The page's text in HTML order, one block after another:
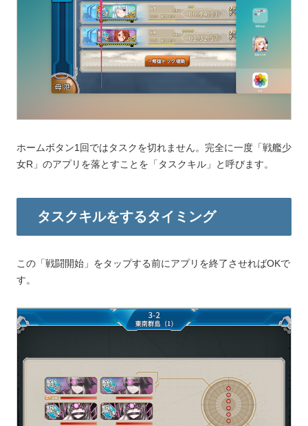
ホームボタン1回ではタスクを切れません。完全に一度「戦艦少
女R」のアプリを落とすことを「タスクキル」と呼びます。
タスクキルをするタイミング
この「戦闘開始」をタップする前にアプリを終了させればOKで
す。